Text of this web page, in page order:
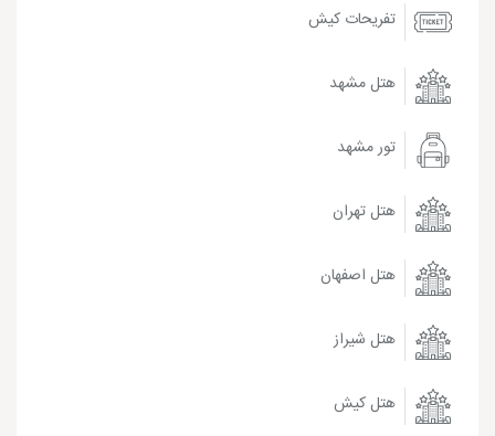
تفریحات کیش
هتل مشهد
تور مشهد
هتل تهران
هتل اصفهان
هتل شیراز
هتل کیش